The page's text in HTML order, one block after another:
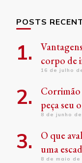
POSTS
corpo de
16 de julho
Corrimão
peça seu
8 de junho
O que
uma
8 de maio de